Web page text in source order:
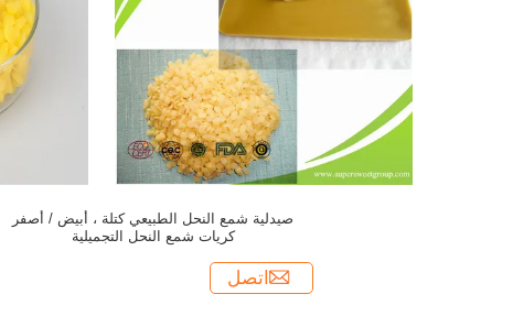
صيدلية شمع النحل الطبيعي كتلة ، أبيض / أصفر
كريات شمع النحل التجميلية
اتصل